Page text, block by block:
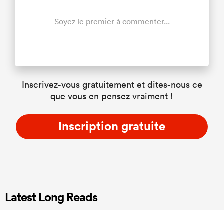
Soyez le premier à commenter...
Inscrivez-vous gratuitement et dites-nous ce
que vous en pensez vraiment !
Inscription gratuite
Latest Long Reads